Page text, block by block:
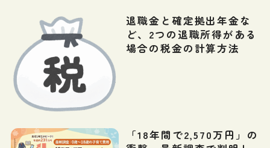
退職金と確定拠出年金な
ど、2つの退職所得がある
場合の税金の計算方法
「18年間で2,570万円」の